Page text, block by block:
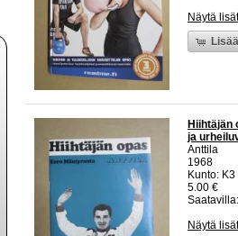
Näytä
Hiihtäjän
ja
Anttila
1968
Kunto:
5.00 €
Näytä